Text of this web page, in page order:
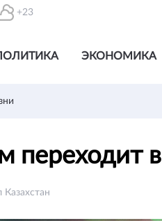
+23
ЭКОНОМИКА
переходит
Казахстан